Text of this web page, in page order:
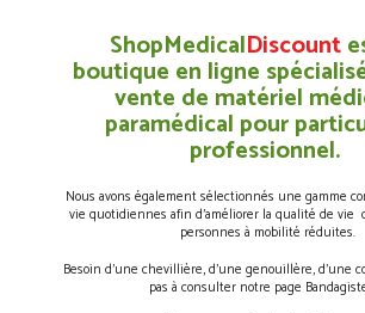
ShopMedicalDiscount
boutique en ligne
vente de matériel
paramédical pour
professionnel.
Nous avons également sélectionnés une gamme
vie quotidiennes afin d’améliorer la qualité de vie
personnes à mobilité réduites.
Besoin d’une chevillière, d’une genouillère, d’une
pas à consulter notre page